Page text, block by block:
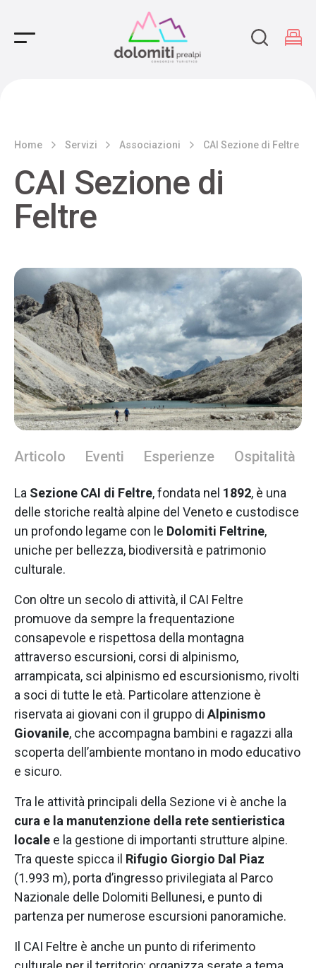
Main Navigation
Home Servizi Associazioni CAI Sezione di Feltre
CAI Sezione di
Feltre
Articolo Eventi Esperienze Ospitalità
La Sezione CAI di Feltre, fondata nel 1892, è una
delle storiche realtà alpine del Veneto e custodisce
un profondo legame con le Dolomiti Feltrine,
uniche per bellezza, biodiversità e patrimonio
culturale.
Con oltre un secolo di attività, il CAI Feltre
promuove da sempre la frequentazione
consapevole e rispettosa della montagna
attraverso escursioni, corsi di alpinismo,
arrampicata, sci alpinismo ed escursionismo, rivolti
a soci di tutte le età. Particolare attenzione è
riservata ai giovani con il gruppo di Alpinismo
Giovanile, che accompagna bambini e ragazzi alla
scoperta dell’ambiente montano in modo educativo
e sicuro.
Tra le attività principali della Sezione vi è anche la
cura e la manutenzione della rete sentieristica
locale e la gestione di importanti strutture alpine.
Tra queste spicca il Rifugio Giorgio Dal Piaz
(1.993 m), porta d’ingresso privilegiata al Parco
Nazionale delle Dolomiti Bellunesi, e punto di
partenza per numerose escursioni panoramiche.
Il CAI Feltre è anche un punto di riferimento